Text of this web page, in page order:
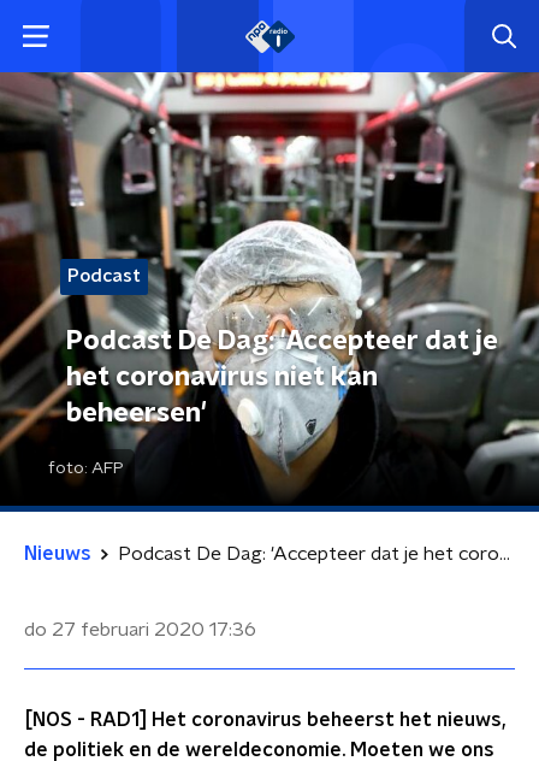
Podcast
Podcast De Dag: 'Accepteer dat je
het coronavirus niet kan
beheersen'
foto: AFP
Nieuws Podcast De Dag: 'Accepteer dat je het coronavirus niet kan beheersen'
do 27 februari 2020 17:36
[NOS - RAD1] Het coronavirus beheerst het nieuws,
de politiek en de wereldeconomie. Moeten we ons